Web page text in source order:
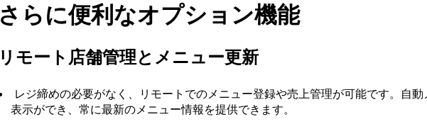
さらに便利なオプション機能
リモート店舗管理とメニュー更新
レジ締めの必要がなく、リモートでのメニュー登録や売上管理が可能です。自
表示ができ、常に最新のメニュー情報を提供できます。